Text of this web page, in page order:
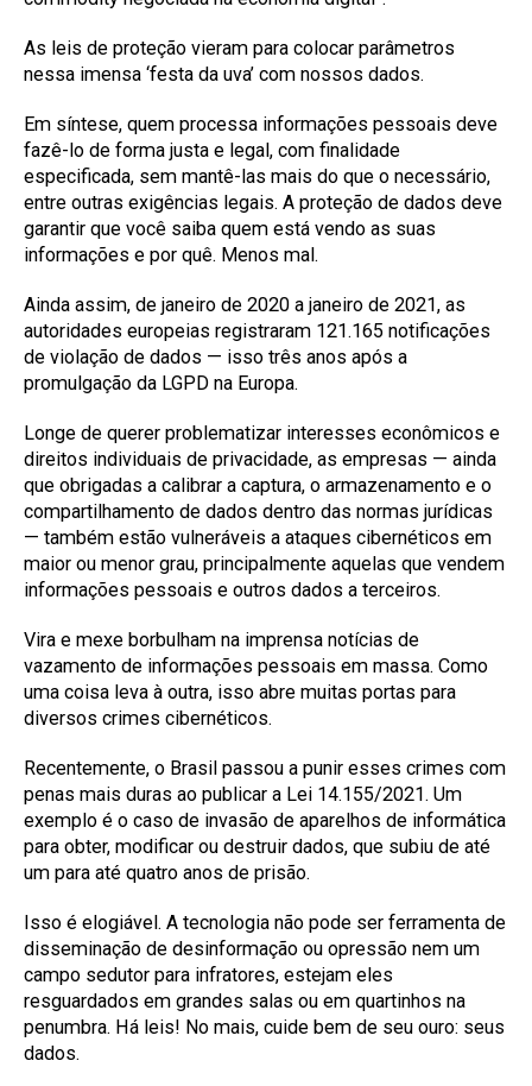
As leis de proteção vieram para colocar parâmetros
nessa imensa ‘festa da uva’ com nossos dados.
Em síntese, quem processa informações pessoais deve
fazê-lo de forma justa e legal, com finalidade
especificada, sem mantê-las mais do que o necessário,
entre outras exigências legais. A proteção de dados deve
garantir que você saiba quem está vendo as suas
informações e por quê. Menos mal.
Ainda assim, de janeiro de 2020 a janeiro de 2021, as
autoridades europeias registraram 121.165 notificações
de violação de dados — isso três anos após a
promulgação da LGPD na Europa.
Longe de querer problematizar interesses econômicos e
direitos individuais de privacidade, as empresas — ainda
que obrigadas a calibrar a captura, o armazenamento e o
compartilhamento de dados dentro das normas jurídicas
— também estão vulneráveis a ataques cibernéticos em
maior ou menor grau, principalmente aquelas que vendem
informações pessoais e outros dados a terceiros.
Vira e mexe borbulham na imprensa notícias de
vazamento de informações pessoais em massa. Como
uma coisa leva à outra, isso abre muitas portas para
diversos crimes cibernéticos.
Recentemente, o Brasil passou a punir esses crimes com
penas mais duras ao publicar a Lei 14.155/2021. Um
exemplo é o caso de invasão de aparelhos de informática
para obter, modificar ou destruir dados, que subiu de até
um para até quatro anos de prisão.
Isso é elogiável. A tecnologia não pode ser ferramenta de
disseminação de desinformação ou opressão nem um
campo sedutor para infratores, estejam eles
resguardados em grandes salas ou em quartinhos na
penumbra. Há leis! No mais, cuide bem de seu ouro: seus
dados.